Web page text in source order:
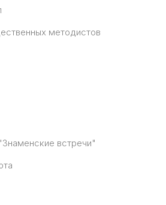
методистов
встречи"